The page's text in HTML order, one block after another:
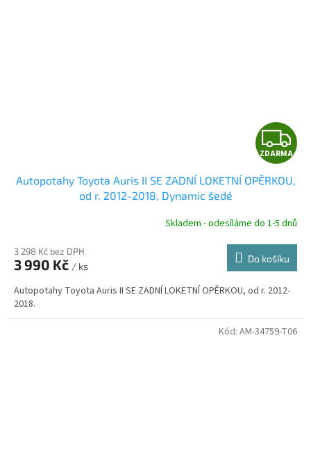
Z
D
R
ZDARMA
Autopotahy Toyota Auris II SE ZADNÍ LOKETNÍ OPĚRKOU,
od r. 2012-2018, Dynamic šedé
Skladem - odesíláme do 1-5 dnů
3 298 Kč bez DPH
3 990 Kč / ks
Do košíku
Autopotahy Toyota Auris II SE ZADNÍ LOKETNÍ OPĚRKOU, od r. 2012-
2018.
Kód: AM-34759-T06